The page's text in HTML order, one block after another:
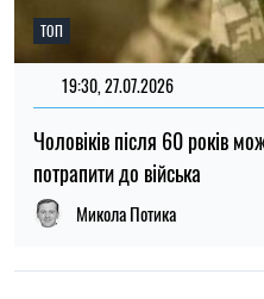
НОВИНИ ПРО ВІЙНУ